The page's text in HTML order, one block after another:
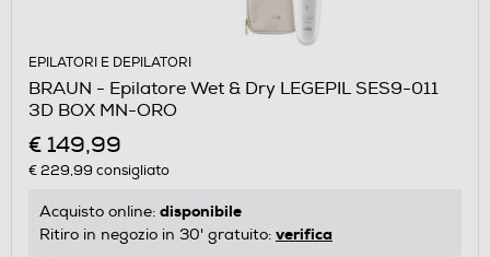
EPILATORI E DEPILATORI
BRAUN - Epilatore Wet & Dry LEGEPIL SES9-011
3D BOX MN-ORO
€ 149,99
€ 229,99 consigliato
Acquisto online: disponibile
Ritiro in negozio in 30' gratuito: verifica